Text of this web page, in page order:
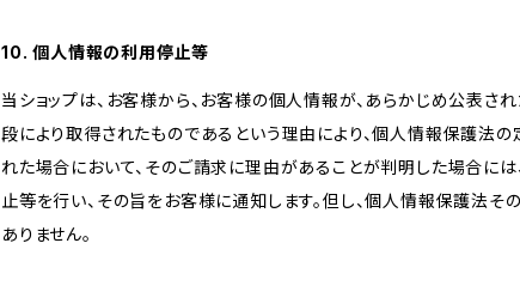
10. 個人情報の利用停止等
当ショップは、お客様から、お客様の個人情報が、あらかじめ公表
段により取得されたものであるという理由により、個人情報保護法の
れた場合において、そのご請求に理由があることが判明した場合に
止等を行い、その旨をお客様に通知します。但し、個人情報保護法
ありません。